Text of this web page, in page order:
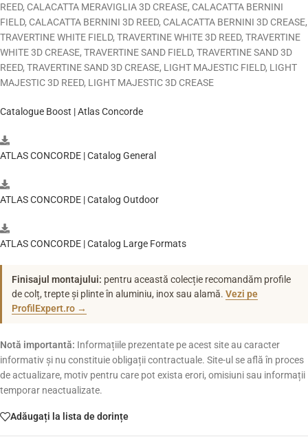
REED, CALACATTA MERAVIGLIA 3D CREASE, CALACATTA BERNINI
FIELD, CALACATTA BERNINI 3D REED, CALACATTA BERNINI 3D CREASE,
TRAVERTINE WHITE FIELD, TRAVERTINE WHITE 3D REED, TRAVERTINE
WHITE 3D CREASE, TRAVERTINE SAND FIELD, TRAVERTINE SAND 3D
REED, TRAVERTINE SAND 3D CREASE, LIGHT MAJESTIC FIELD, LIGHT
MAJESTIC 3D REED, LIGHT MAJESTIC 3D CREASE
Catalogue Boost | Atlas Concorde
ATLAS CONCORDE | Catalog General
ATLAS CONCORDE | Catalog Outdoor
ATLAS CONCORDE | Catalog Large Formats
Finisajul montajului: pentru această colecție recomandăm profile
de colț, trepte și plinte în aluminiu, inox sau alamă. Vezi pe
ProfilExpert.ro →
Notă importantă: Informațiile prezentate pe acest site au caracter
informativ și nu constituie obligații contractuale. Site-ul se află în proces
de actualizare, motiv pentru care pot exista erori, omisiuni sau informații
temporar neactualizate.
Adăugați la lista de dorințe